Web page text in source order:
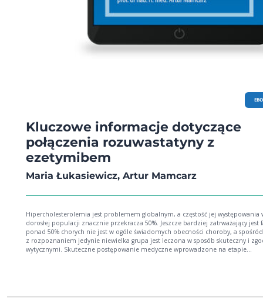
Kluczowe informacje dotyczące
połączenia rozuwastatyny z
ezetymibem
Maria Łukasiewicz, Artur Mamcarz
Hipercholesterolemia jest problemem globalnym, a częstość jej występowania
dorosłej populacji znacznie przekracza 50%. Jeszcze bardziej zatrważający jest
ponad 50% chorych nie jest w ogóle świadomych obecności choroby, a
z rozpoznaniem jedynie niewielka grupa jest leczona w sposób skuteczny i
wytycznymi. Skuteczne postępowanie medyczne wprowadzone na etapie